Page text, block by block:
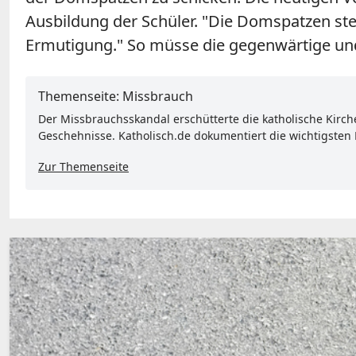
Ausbildung der Schüler. "Die Domspatzen
Ermutigung." So müsse die gegenwärtige
Themenseite: Missbrauch
Der Missbrauchsskandal erschütterte die katholische
Geschehnisse. Katholisch.de dokumentiert die wichtigsten
Zur Themenseite